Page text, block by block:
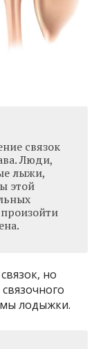
связок
Люди,
лыжи,
этой
но
лодыжки.